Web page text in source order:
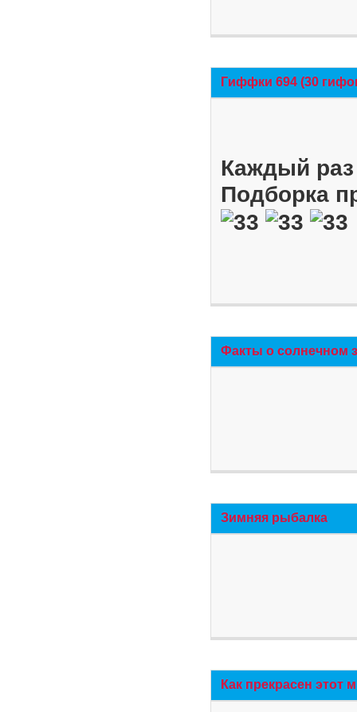
Гиффки 694 (30
Каждый
Подборка
Факты о солнечном
Зимняя рыбалка
Как прекрасен этот